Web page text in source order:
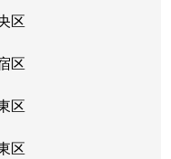
区
区
区
区